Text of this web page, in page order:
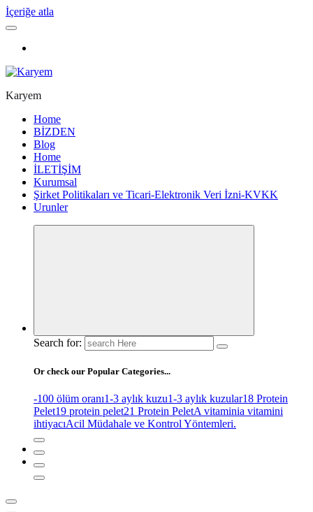
İçeriğe atla
Karyem
Home
BİZDEN
Blog
Home
İLETİŞİM
Kurumsal
Şirket Politikaları ve Ticari-Elektronik Veri İzni-KVKK
Urunler
Search for:
Or check our Popular Categories...
-100 ölüm oranı1-3 aylık kuzu1-3 aylık kuzular18 Protein
Pelet19 protein pelet21 Protein PeletA vitaminia vitamini
ihtiyacıAcil Müdahale ve Kontrol Yöntemleri.